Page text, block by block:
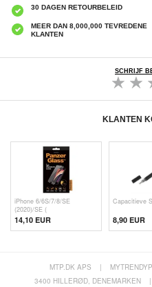
30 DAGEN RETOURBELEID
MEER DAN 8,000,000 TEVREDENE
KLANTEN
SCHRIJF
KLANTEN
iPhone 6/6S/7/8/SE
(2020)/SE (
14,10 EUR
Capacitieve
8,90 EUR
MTP.DK APS |
3400 HILLERØD, DENEMARKEN
|